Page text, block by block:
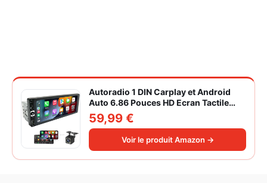
Autoradio 1 DIN Carplay et Android
Auto 6.86 Pouces HD Ecran Tactile
Poste Radio Voiture Soutien Lien
Miroir iOS/Android/Radio FM/USB/EQ
Autoradio Bluetooth Caméra de Recul
59,99 €
Voir le produit Amazon →